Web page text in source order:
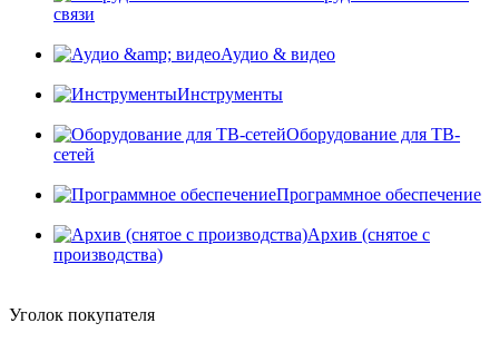
связи
Аудио & видео
Инструменты
Оборудование для ТВ-
сетей
Программное обеспечение
Архив (снятое с
производства)
Уголок покупателя